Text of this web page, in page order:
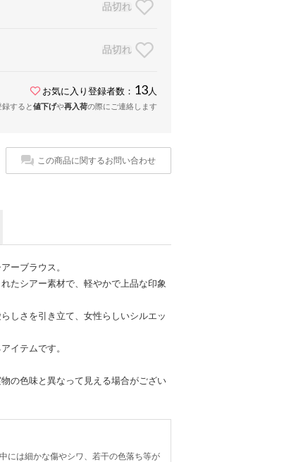
品切れ
品切れ
お気に入り登録者数： 13 人
すると値下げや再入荷の際にご連絡します
この商品に関するお問い合わせ
ーブラウス。
たシアー素材で、軽やかで上品な印象
しさを引き立て、女性らしいシルエッ
イテムです。
の色味と異なって見える場合がござい
には細かな傷やシワ、若干の色落ち等が